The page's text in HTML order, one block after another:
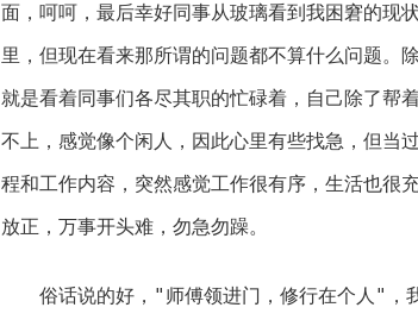
面，呵呵，最后幸好同事从玻璃看到我困窘的现
里，但现在看来那所谓的问题都不算什么问题。
就是看着同事们各尽其职的忙碌着，自己除了帮
不上，感觉像个闲人，因此心里有些找急，但当
程和工作内容，突然感觉工作很有序，生活也很
放正，万事开头难，勿急勿躁。
俗话说的好，"师傅领进门，修行在个人"，